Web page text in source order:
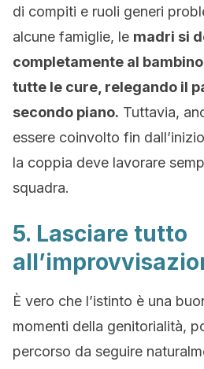
di compiti e ruoli generi
alcune famiglie, le madri si
completamente al
tutte le cure, relegando il
secondo piano. Tuttavia,
essere coinvolto fin
la coppia deve lavorare
squadra.
5. Lasciare tutto
È vero che l’istinto è una
momenti della genitorialità,
percorso da seguire